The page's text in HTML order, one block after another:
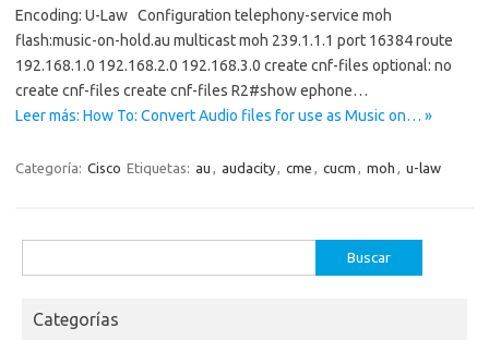
Encoding: U-Law Configuration telephony-service moh
flash:music-on-hold.au multicast moh 239.1.1.1 port 16384 route
192.168.1.0 192.168.2.0 192.168.3.0 create cnf-files optional: no
create cnf-files create cnf-files R2#show ephone…
Leer más: How To: Convert Audio files for use as Music on… »
Categoría: Cisco Etiquetas: au , audacity, cme , cucm , moh , u-law
Categorías